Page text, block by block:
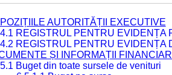
AUTORITĂȚII EXECUTIVE
REGISTRUL PENTRU EVIDENȚA
REGISTRUL PENTRU EVIDENȚA
ȘI INFORMAȚII
Buget din toate sursele de venituri